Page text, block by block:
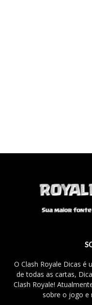
O Clash Royale Dicas
de todas as cartas,
Clash Royale!
sobre o jogo e